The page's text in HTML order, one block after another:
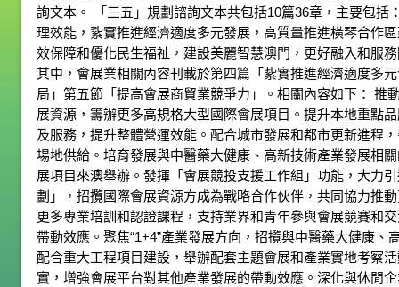
詢文本。 「三五」規劃諮詢文本共包括10篇36章，主要包括
理效能，紥實推進經濟適度多元發展，高質量推進橫琴合作
效保障和優化民生福祉，建設美麗智慧澳門，更好融入和服
其中，會展業相關內容刊載於第四篇「紥實推進經濟適度多
局」第五節「提高會展商貿業競爭力」。相關內容如下： 推
展資源，籌辦更多高規格大型國際會展項目。提升本地重點
及服務，提升整體營運效能。配合城市發展和都市更新進程
場地供給。培育發展與中醫藥大健康、高新技術產業發展相
展項目來澳舉辦。發揮「會展競投支援工作組」功能，大力
劃」，招攬國際會展資源方成為戰略合作伙伴，共同協力推
更多專業培訓和認證課程，支持業界和青年參與會展競賽和
帶動效應。聚焦“1+4”產業發展方向，招攬與中醫藥大健康
配合重大工程項目建設，舉辦配套主題會展和產業實地考察
實，增強會展平台對其他產業發展的帶動效應。深化與休閒